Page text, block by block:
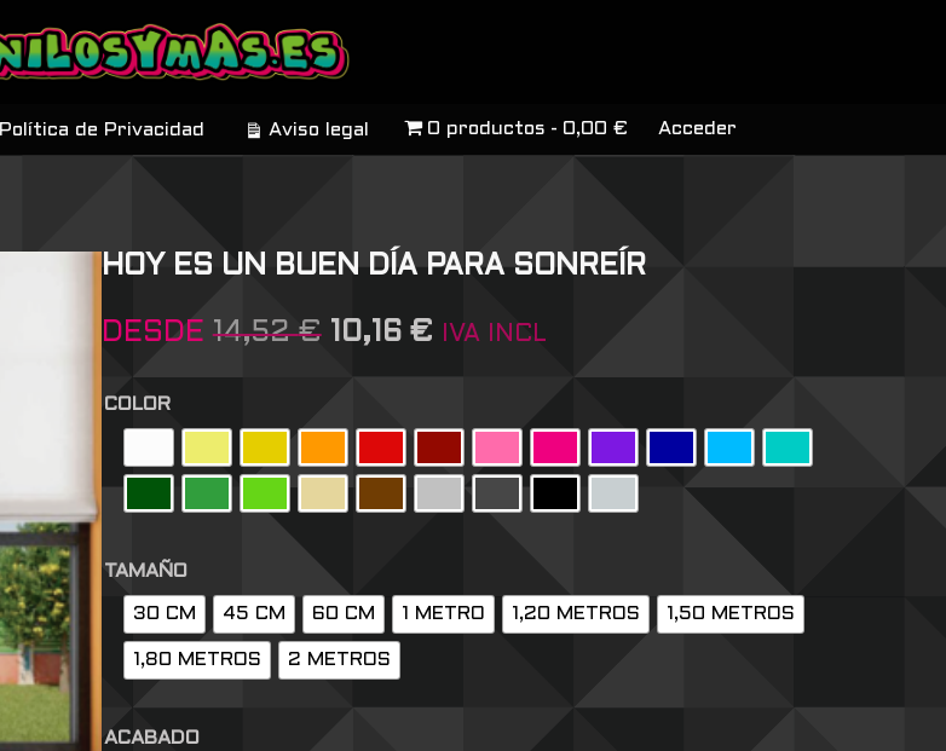
Política de Privacidad Aviso legal 0 productos 0,00 € Acceder
HOY ES UN BUEN DÍA PARA SONREÍR
DESDE 14,52€ 10,16 € IVA INCL
COLOR
TAMAÑO
30 CM 45 CM 60 CM 1 METRO 1,20 METROS 1,50 METROS
1,80 METROS 2 METROS
ACABADO